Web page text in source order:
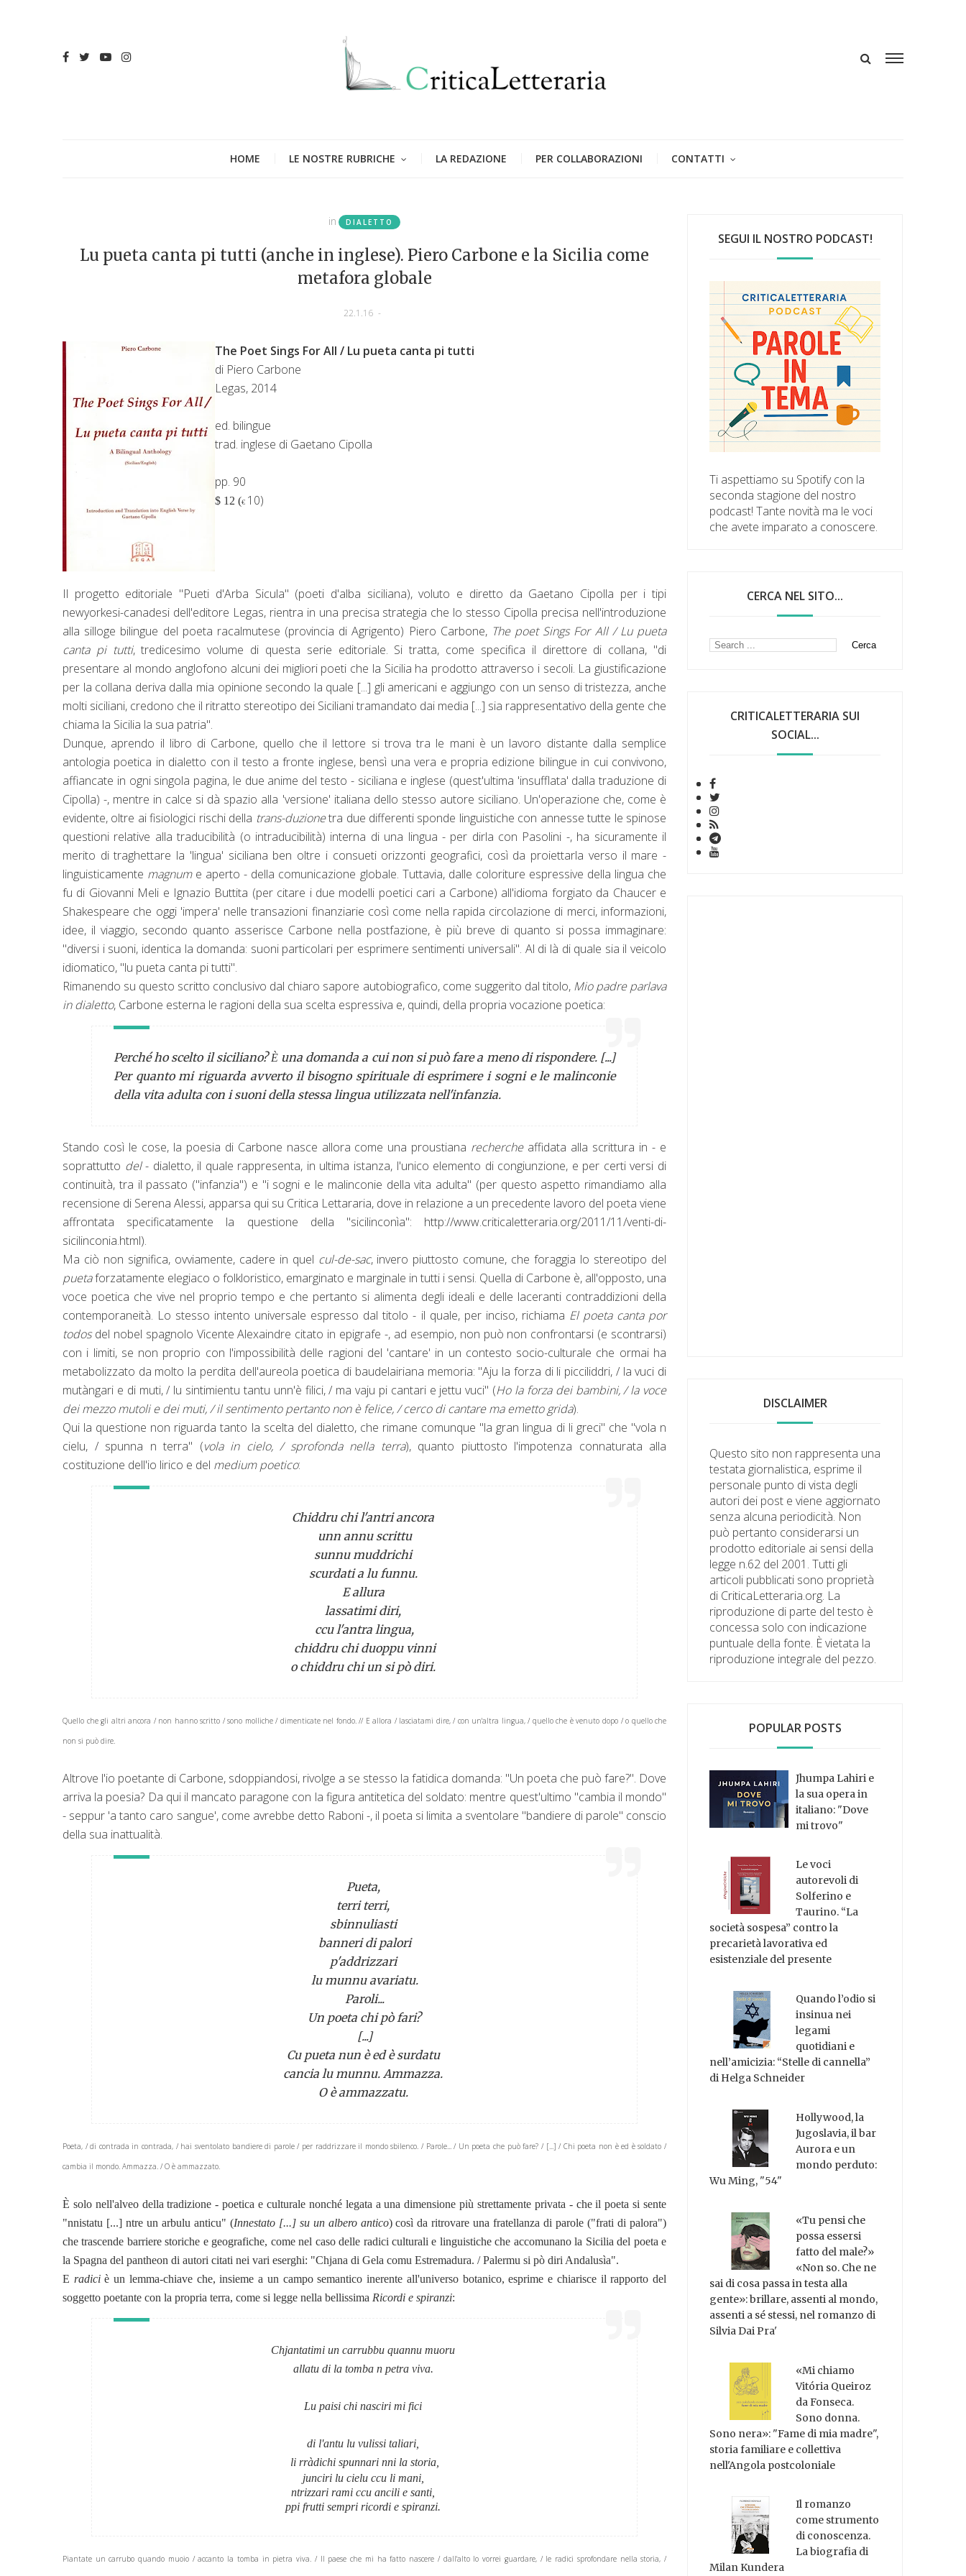
HOME LE NOSTRE RUBRICHE LA REDAZIONE PER COLLABORAZIONI CONTATTI
in DIALETTO
Lu pueta canta pi tutti (anche in inglese). Piero Carbone e la Sicilia come
metafora globale
22.1.16 -
The Poet Sings For All / Lu pueta canta pi tutti
di Piero Carbone
Legas, 2014
ed. bilingue
trad. inglese di Gaetano Cipolla
pp. 90
$ 12 (€ 10)
Il progetto editoriale "Pueti d'Arba Sicula" (poeti d'alba siciliana), voluto e diretto da Gaetano Cipolla per i tipi
newyorkesi-canadesi dell'editore Legas, rientra in una precisa strategia che lo stesso Cipolla precisa nell'introduzione
alla silloge bilingue del poeta racalmutese (provincia di Agrigento) Piero Carbone, The poet Sings For All / Lu pueta
canta pi tutti, tredicesimo volume di questa serie editoriale. Si tratta, come specifica il direttore di collana, "di
presentare al mondo anglofono alcuni dei migliori poeti che la Sicilia ha prodotto attraverso i secoli. La giustificazione
per la collana deriva dalla mia opinione secondo la quale [...] gli americani e aggiungo con un senso di tristezza, anche
molti siciliani, credono che il ritratto stereotipo dei Siciliani tramandato dai media [...] sia rappresentativo della gente che
chiama la Sicilia la sua patria".
Dunque, aprendo il libro di Carbone, quello che il lettore si trova tra le mani è un lavoro distante dalla semplice
antologia poetica in dialetto con il testo a fronte inglese, bensì una vera e propria edizione bilingue in cui convivono,
affiancate in ogni singola pagina, le due anime del testo - siciliana e inglese (quest'ultima 'insufflata' dalla traduzione di
Cipolla) -, mentre in calce si dà spazio alla 'versione' italiana dello stesso autore siciliano. Un'operazione che, come è
evidente, oltre ai fisiologici rischi della trans-duzionetra due differenti sponde linguistiche con annesse tutte le spinose
questioni relative alla traducibilità (o intraducibilità) interna di una lingua - per dirla con Pasolini -, ha sicuramente il
merito di traghettare la 'lingua' siciliana ben oltre i consueti orizzonti geografici, così da proiettarla verso il mare -
linguisticamente magnum e aperto - della comunicazione globale. Tuttavia, dalle coloriture espressive della lingua che
fu di Giovanni Meli e Ignazio Buttita (per citare i due modelli poetici cari a Carbone) all'idioma forgiato da Chaucer e
Shakespeare che oggi 'impera' nelle transazioni finanziarie così come nella rapida circolazione di merci, informazioni,
idee, il viaggio, secondo quanto asserisce Carbone nella postfazione, è più breve di quanto si possa immaginare:
"diversi i suoni, identica la domanda: suoni particolari per esprimere sentimenti universali". Al di là di quale sia il veicolo
idiomatico, "lu pueta canta pi tutti".
Rimanendo su questo scritto conclusivo dal chiaro sapore autobiografico, come suggerito dal titolo, Mio padre parlava
in dialetto, Carbone esterna le ragioni della sua scelta espressiva e, quindi, della propria vocazione poetica:
Perché ho scelto il siciliano?Èuna domanda a cui non si può fare a meno di rispondere. [...]
Per quanto mi riguarda avverto il bisogno spirituale di esprimere i sogni e le malinconie
della vita adulta con i suoni della stessa lingua utilizzata nell'infanzia.
Stando così le cose, la poesia di Carbone nasce allora come una proustiana rechercheaffidata alla scrittura in - e
soprattutto del- dialetto, il quale rappresenta, in ultima istanza, l'unico elemento di congiunzione, e per certi versi di
continuità, tra il passato ("infanzia") e "i sogni e le malinconie della vita adulta" (per questo aspetto rimandiamo alla
recensione di Serena Alessi, apparsa qui su Critica Lettararia, dove in relazione a un precedente lavoro del poeta viene
affrontata specificatamente la questione della "sicilinconìa": http://www.criticaletteraria.org/2011/11/venti-di-
sicilinconia.html).
Ma ciò non significa, ovviamente, cadere in quel cul-de-sac, invero piuttosto comune, che foraggia lo stereotipo del
puetaforzatamente elegiaco o folkloristico, emarginato e marginale in tutti i sensi. Quella di Carbone è, all'opposto, una
voce poetica che vive nel proprio tempo e che pertanto si alimenta degli ideali e delle laceranti contraddizioni della
contemporaneità. Lo stesso intento universale espresso dal titolo - il quale, per inciso, richiama El poeta canta por
todosdel nobel spagnolo Vicente Alexaindre citato in epigrafe -, ad esempio, non può non confrontarsi (e scontrarsi)
con i limiti, se non proprio con l'impossibilità delle ragioni del 'cantare' in un contesto socio-culturale che ormai ha
metabolizzato da molto la perdita dell'aureola poetica di baudelairiana memoria: "Aju la forza di li picciliddri, / la vuci di
mutàngari e di muti, / lu sintimientu tantu unn'è filici, / ma vaju pi cantari e jettu vuci" (Ho la forza dei bambini, / la voce
dei mezzo mutoli e dei muti, / il sentimento pertanto non è felice, / cerco di cantare ma emetto grida).
Qui la questione non riguarda tanto la scelta del dialetto, che rimane comunque "la gran lingua di li greci" che "vola n
cielu, / spunna n terra" (vola in cielo, / sprofonda nella terra), quanto piuttosto l'impotenza connaturata alla
costituzione dell'io lirico e del medium poetico:
Chiddru chi l'antri ancora
unn annu scrittu
sunnu muddrichi
scurdati a lu funnu.
E allura
lassatimi diri,
ccu l'antra lingua,
chiddru chi duoppu vinni
o chiddru chi un si pò diri.
Quello che gli altri ancora / non hanno scritto / sono molliche / dimenticate nel fondo. // E allora / lasciatami dire, / con un'altra lingua, / quello che è venuto dopo / o quello che
non si può dire.
Altrove l'io poetante di Carbone, sdoppiandosi, rivolge a se stesso la fatidica domanda: "Un poeta che può fare?". Dove
arriva la poesia? Da qui il mancato paragone con la figura antitetica del soldato: mentre quest'ultimo "cambia il mondo"
- seppur 'a tanto caro sangue', come avrebbe detto Raboni -, il poeta si limita a sventolare "bandiere di parole" conscio
della sua inattualità.
Pueta,
terri terri,
sbinnuliasti
banneri di palori
p'addrizzari
lu munnu avariatu.
Paroli...
Un poeta chi pò fari?
[...]
Cu pueta nun è ed è surdatu
cancia lu munnu. Ammazza.
O è ammazzatu.
Poeta, / di contrada in contrada, / hai sventolato bandiere di parole / per raddrizzare il mondo sbilenco. / Parole... / Un poeta che può fare? / [...] / Chi poeta non è ed è soldato /
cambia il mondo. Ammazza. / O è ammazzato.
È solo nell'alveo della tradizione - poetica e culturale nonché legata a una dimensione più strettamente privata - che il poeta si sente
"nnistatu [...] ntre un arbulu anticu" (Innestato [...] su un albero antico) così da ritrovare una fratellanza di parole ("frati di palora")
che trascende barriere storiche e geografiche, come nel caso delle radici culturali e linguistiche che accomunano la Sicilia del poeta e
la Spagna del pantheon di autori citati nei vari eserghi: "Chjana di Gela comu Estremadura. / Palermu si pò diri Andalusìa".
E radiciè un lemma-chiave che, insieme a un campo semantico inerente all'universo botanico, esprime e chiarisce il rapporto del
soggetto poetante con la propria terra, come si legge nella bellissima Ricordi e spiranzi:
Chjantatimi un carrubbu quannu muoru
allatu di la tomba n petra viva.
Lu paisi chi nasciri mi fici
di l'antu lu vulissi taliari,
li rràdichi spunnari nni la storia,
junciri lu cielu ccu li mani,
ntrizzari rami ccu ancili e santi,
ppi frutti sempri ricordi e spiranzi.
Piantate un carrubo quando muoio / accanto la tomba in pietra viva. / Il paese che mi ha fatto nascere / dall'alto lo vorrei guardare, / le radici sprofondare nella storia, /
SEGUI IL NOSTRO PODCAST!
Ti aspettiamo su Spotify con la
seconda stagione del nostro
podcast! Tante novità ma le voci
che avete imparato a conoscere.
CERCA NEL SITO...
CRITICALETTERARIA SUI
SOCIAL...
DISCLAIMER
Questo sito non rappresenta una
testata giornalistica, esprime il
personale punto di vista degli
autori dei post e viene aggiornato
senza alcuna periodicità. Non
può pertanto considerarsi un
prodotto editoriale ai sensi della
legge n.62 del 2001. Tutti gli
articoli pubblicati sono proprietà
di CriticaLetteraria.org. La
riproduzione di parte del testo è
concessa solo con indicazione
puntuale della fonte. È vietata la
riproduzione integrale del pezzo.
POPULAR POSTS
Jhumpa Lahiri e
la sua opera in
italiano: "Dove
mi trovo"
Le voci
autorevoli di
Solferino e
Taurino. “La
società sospesa” contro la
precarietà lavorativa ed
esistenziale del presente
Quando l’odio si
insinua nei
legami
quotidiani e
nell’amicizia: “Stelle di cannella”
di Helga Schneider
Hollywood, la
Jugoslavia, il bar
Aurora e un
mondo perduto:
Wu Ming, "54"
«Tu pensi che
possa essersi
fatto del male?»
«Non so. Che ne
sai di cosa passa in testa alla
gente»: brillare, assenti al mondo,
assenti a sé stessi, nel romanzo di
Silvia Dai Pra'
«Mi chiamo
Vitória Queiroz
da Fonseca.
Sono donna.
Sono nera»: "Fame di mia madre",
storia familiare e collettiva
nell'Angola postcoloniale
Il romanzo
come strumento
di conoscenza.
La biografia di
Milan Kundera